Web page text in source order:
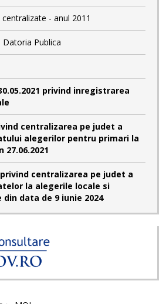
- anul 2011
Publica
privind inregistrarea
centralizarea pe judet a
alegerilor pentru primari la
centralizarea pe judet a
la alegerile locale si
data de 9 iunie 2024